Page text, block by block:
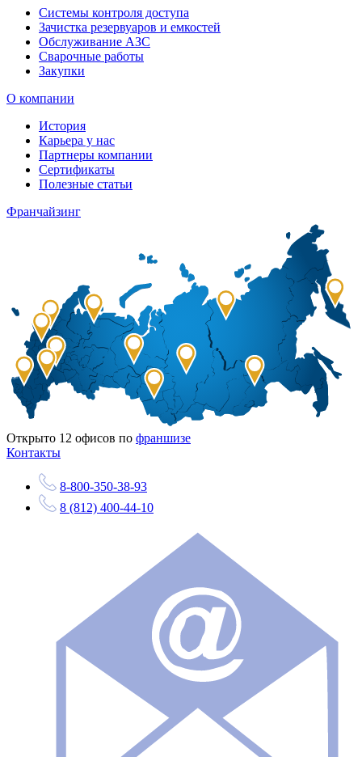
Системы контроля доступа
Зачистка резервуаров и емкостей
Обслуживание АЗС
Сварочные работы
Закупки
О компании
История
Карьера у нас
Партнеры компании
Сертификаты
Полезные статьи
Франчайзинг
Открыто 12 офисов по франшизе
Контакты
8-800-350-38-93
8 (812) 400-44-10